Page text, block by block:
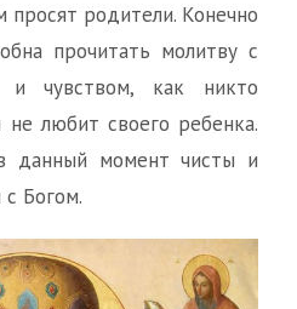
просят родители. Конечно
прочитать молитву с
и чувством, как никто
любит своего ребенка.
данный момент чисты и
Богом.